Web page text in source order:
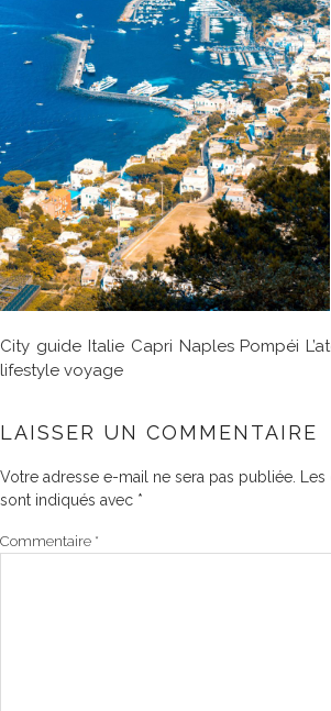
City guide Italie Capri Naples Pompéi
lifestyle voyage
LAISSER UN COMMENTAIRE
Votre adresse e-mail ne sera pas publiée.
sont indiqués avec *
Commentaire *